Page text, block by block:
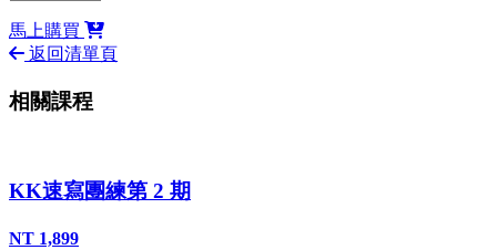
馬上購買
返回清單頁
相關課程
KK速寫團練第 2 期
NT 1,899